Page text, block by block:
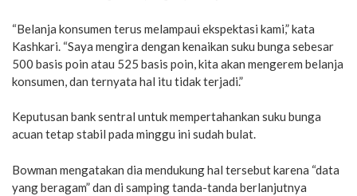
“Belanja konsumen terus melampaui ekspektasi kami,” kata
Kashkari. “Saya mengira dengan kenaikan suku bunga sebesar
500 basis poin atau 525 basis poin, kita akan mengerem belanja
konsumen, dan ternyata hal itu tidak terjadi.”
Keputusan bank sentral untuk mempertahankan suku bunga
acuan tetap stabil pada minggu ini sudah bulat.
Bowman mengatakan dia mendukung hal tersebut karena “data
yang beragam” dan di samping tanda-tanda berlanjutnya